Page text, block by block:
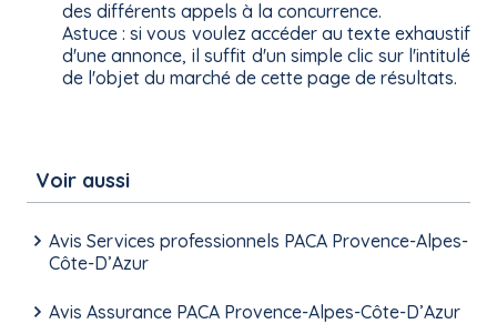
des différents appels à la concurrence.
Astuce : si vous voulez accéder au texte exhaustif
d'une annonce, il suffit d'un simple clic sur l'intitulé
de l'objet du marché de cette page de résultats.
Voir aussi
Avis Services professionnels PACA Provence-Alpes-
Côte-D’Azur
Avis Assurance PACA Provence-Alpes-Côte-D’Azur